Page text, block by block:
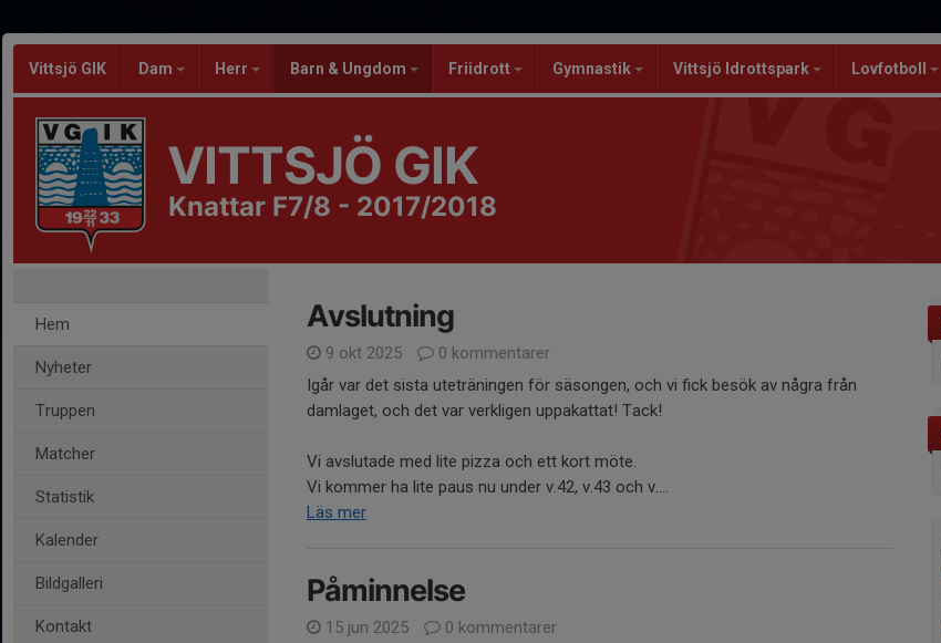
Vittsjö GIK Dam Herr Barn & Ungdom Friidrott Gymnastik Vittsjö Idrottspark Lovfotboll
VITTSJÖ GIK
Knattar F7/8 - 2017/2018
Hem
Nyheter
Truppen
Matcher
Statistik
Kalender
Bildgalleri
Kontakt
Avslutning
9 okt 2025
0 kommentarer
Igår var det sista uteträningen för säsongen, och vi fick besök av några från
damlaget, och det var verkligen uppakattat! Tack!
Vi avslutade med lite pizza och ett kort möte.
Vi kommer ha lite paus nu under v.42, v.43 och v....
Läs mer
Påminnelse
15 jun 2025
0 kommentarer